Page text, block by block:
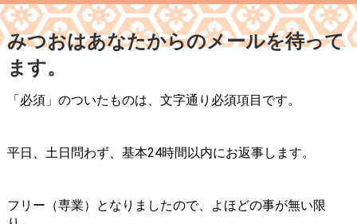
みつおはあなたからのメールを待って
ます。
「必須」のついたものは、文字通り必須項目です。
平日、土日問わず、基本24時間以内にお返事します。
フリー（専業）となりましたので、よほどの事が無い限